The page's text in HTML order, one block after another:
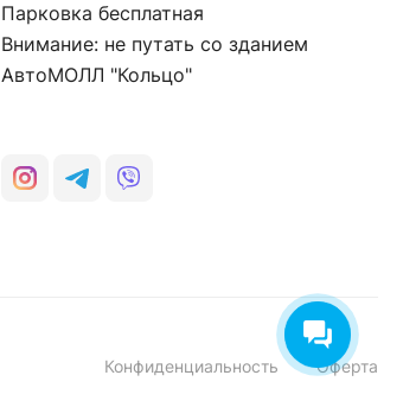
Парковка бесплатная
Внимание: не путать со зданием
АвтоМОЛЛ "Кольцо"
Конфиденциальность Оферта